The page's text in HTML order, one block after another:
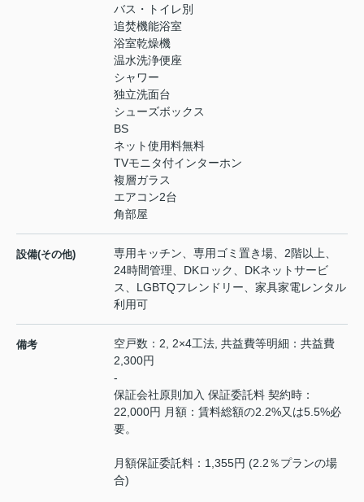
バス・トイレ別
追焚機能浴室
浴室乾燥機
温水洗浄便座
シャワー
独立洗面台
シューズボックス
BS
ネット使用料無料
TVモニタ付インターホン
複層ガラス
エアコン2台
角部屋
設備(その他)
専用キッチン、専用ゴミ置き場、2階以上、
24時間管理、DKロック、DKネットサービ
ス、LGBTQフレンドリー、家具家電レンタル
利用可
備考
空戸数：2, 2×4工法, 共益費等明細：共益費
2,300円
-
保証会社原則加入 保証委託料 契約時：
22,000円 月額：賃料総額の2.2%又は5.5%必
要。
月額保証委託料：1,355円 (2.2％プランの場
合)